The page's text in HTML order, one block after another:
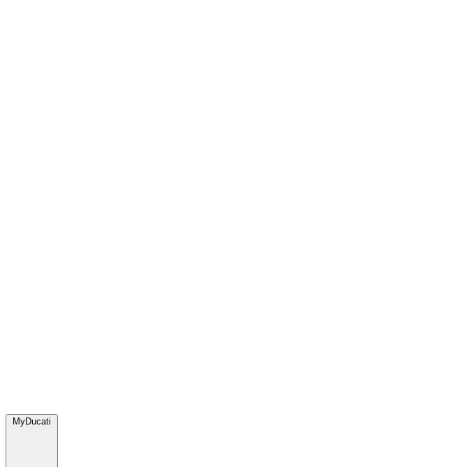
MyDucati